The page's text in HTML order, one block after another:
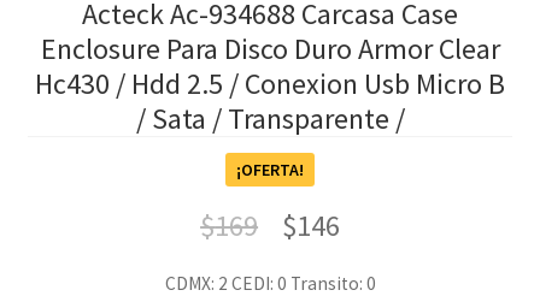
Acteck Ac-934688 Carcasa Case
Enclosure Para Disco Duro Armor Clear
Hc430 / Hdd 2.5 / Conexion Usb Micro B
/ Sata / Transparente /
¡OFERTA!
$169 $146
CDMX: 2 CEDI: 0 Transito: 0